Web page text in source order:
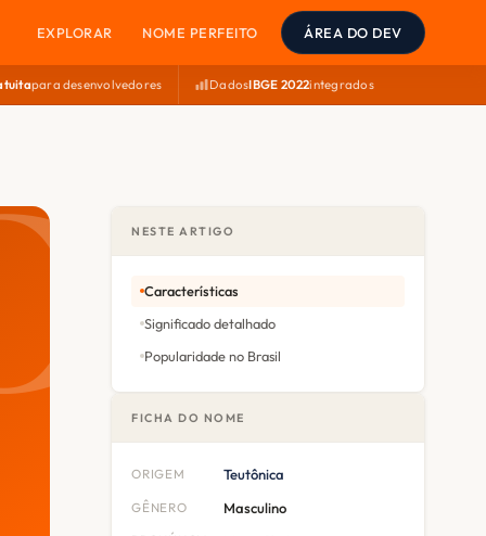
EXPLORAR NOME PERFEITO ÁREA DO DEV
para desenvolvedores DadosIBGE 2022integrados
NESTE ARTIGO
Características
Significado detalhado
Popularidade no Brasil
FICHA DO NOME
ORIGEM Teutônica
GÊNERO Masculino